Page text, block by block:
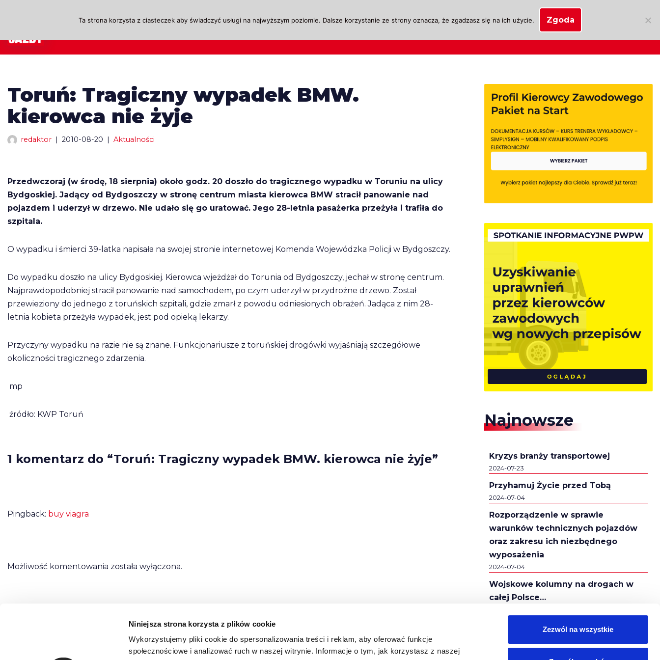
Niniejsza strona korzysta z plików cookie
Wykorzystujemy pliki cookie do spersonalizowania treści i reklam, aby oferować funkcje
społecznościowe i analizować ruch w naszej witrynie. Informacje o tym, jak korzystasz z naszej
Zezwól na wszystkie
do
treści
Toruń: Tragiczny wypadek BMW.
kierowca nie żyje
redaktor 2010-08-20 Aktualności
Przedwczoraj (w środę, 18 sierpnia) około godz. 20 doszło do tragicznego wypadku w Toruniu na ulicy
Bydgoskiej. Jadący od Bydgoszczy w stronę centrum miasta kierowca BMW stracił panowanie nad
pojazdem i uderzył w drzewo. Nie udało się go uratować. Jego 28-letnia pasażerka przeżyła i trafiła do
szpitala.
O wypadku i śmierci 39-latka napisała na swojej stronie internetowej Komenda Wojewódzka Policji w Bydgoszczy.
Do wypadku doszło na ulicy Bydgoskiej. Kierowca wjeżdżał do Torunia od Bydgoszczy, jechał w stronę centrum.
Najprawdopodobniej stracił panowanie nad samochodem, po czym uderzył w przydrożne drzewo. Został
przewieziony do jednego z toruńskich szpitali, gdzie zmarł z powodu odniesionych obrażeń. Jadąca z nim 28-
letnia kobieta przeżyła wypadek, jest pod opieką lekarzy.
Przyczyny wypadku na razie nie są znane. Funkcjonariusze z toruńskiej drogówki wyjaśniają szczegółowe
okoliczności tragicznego zdarzenia.
mp
źródło: KWP Toruń
1 komentarz do “Toruń: Tragiczny wypadek BMW. kierowca nie żyje”
Pingback: buy viagra
Możliwość komentowania została wyłączona.
Najnowsze
Kryzys branży transportowej
2024-07-23
Przyhamuj Życie przed Tobą
2024-07-04
Rozporządzenie w sprawie
warunków technicznych pojazdów
oraz zakresu ich niezbędnego
wyposażenia
2024-07-04
Wojskowe kolumny na drogach w
całej Polsce…
Autostrady A2 i A4 za darmo!
Ta strona korzysta z ciasteczek aby świadczyć usługi na najwyższym poziomie. Dalsze korzystanie ze strony oznacza, że zgadzasz się na ich użycie. Zgoda